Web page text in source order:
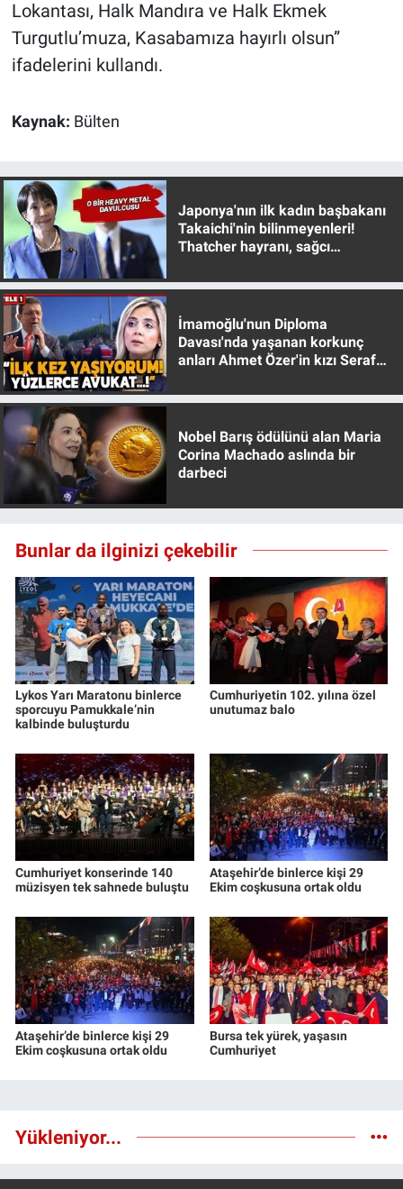
Lokantası, Halk Mandıra ve Halk Ekmek
Turgutlu’muza, Kasabamıza hayırlı olsun”
ifadelerini kullandı.
Kaynak: Bülten
Japonya'nın ilk kadın başbakanı
Takaichi'nin bilinmeyenleri!
Thatcher hayranı, sağcı
İmamoğlu'nun Diploma
Davası'nda yaşanan korkunç
anları Ahmet Özer'in kızı Seraf
Nobel Barış ödülünü alan Maria
Corina Machado aslında bir
darbeci
Bunlar da ilginizi çekebilir
Lykos Yarı Maratonu binlerce
sporcuyu Pamukkale’nin
kalbinde buluşturdu
Cumhuriyetin 102. yılına özel
unutumaz balo
Cumhuriyet konserinde 140
müzisyen tek sahnede buluştu
Ataşehir’de binlerce kişi 29
Ekim coşkusuna ortak oldu
Ataşehir’de binlerce kişi 29
Ekim coşkusuna ortak oldu
Bursa tek yürek, yaşasın
Cumhuriyet
Yükleniyor...